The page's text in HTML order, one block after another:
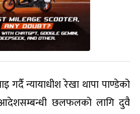
गर्दै न्यायाधीश रेखा थापा पाण्डेको
छलफलको लागि दुवै